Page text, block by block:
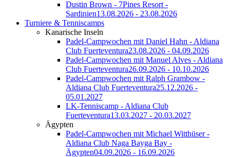
Dustin Brown - 7Pines Resort -
Sardinien13.08.2026 - 23.08.2026
Turniere & Tenniscamps
Kanarische Inseln
Padel-Campwochen mit Daniel Hahn - Aldiana
Club Fuerteventura23.08.2026 - 04.09.2026
Padel-Campwochen mit Manuel Alves - Aldiana
Club Fuerteventura26.09.2026 - 10.10.2026
Padel-Campwochen mit Ralph Grambow -
Aldiana Club Fuerteventura25.12.2026 -
05.01.2027
LK-Tenniscamp - Aldiana Club
Fuerteventura13.03.2027 - 20.03.2027
Ägypten
Padel-Campwochen mit Michael Witthüser -
Aldiana Club Naga Bayga Bay -
Ägypten04.09.2026 - 16.09.2026